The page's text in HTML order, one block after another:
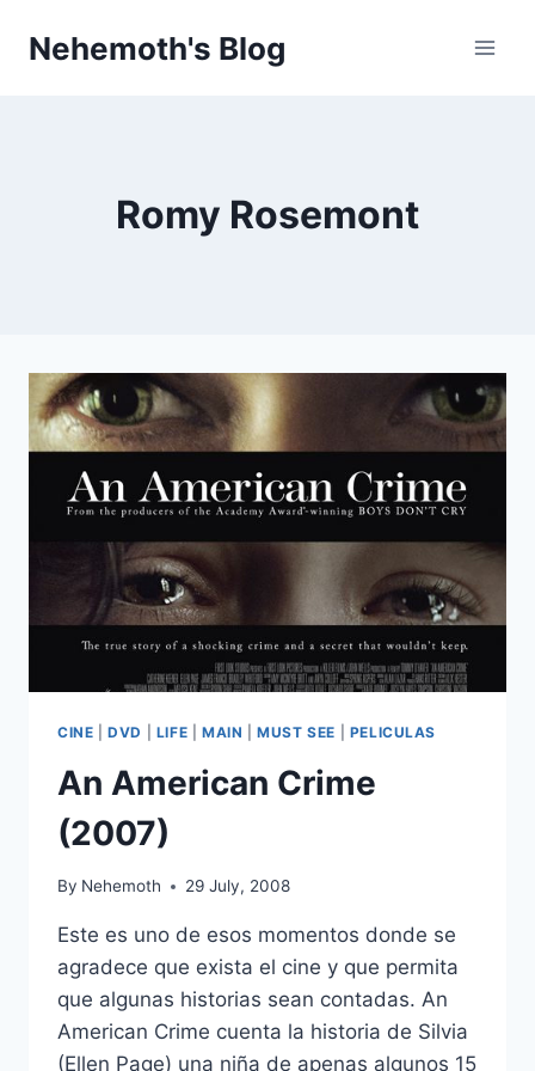
Nehemoth's Blog
Romy Rosemont
CINE |DVD LIFE MAIN |MUST SEE PELICULAS
An American Crime
(2007)
By Nehemoth 29 July, 2008
Este es uno de esos momentos donde se
agradece que exista el cine y que permita
que algunas historias sean contadas. An
American Crime cuenta la historia de Silvia
(Ellen Page) una niña de apenas algunos 15